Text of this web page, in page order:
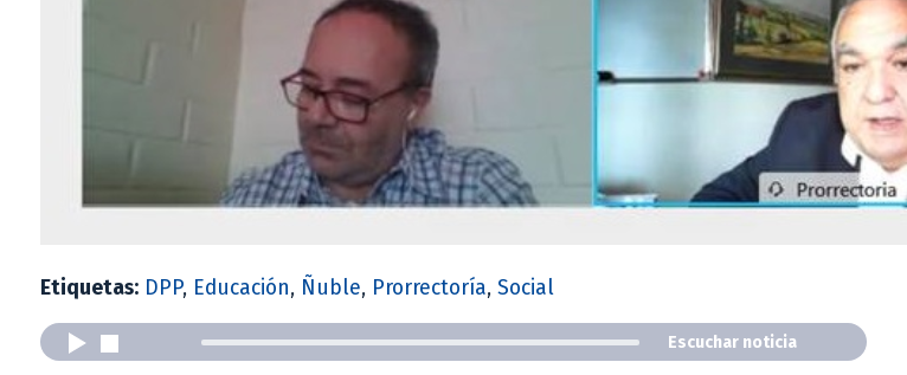
Etiquetas: DPP, Educación, Ñuble, Prorrectoría, Social
Escuchar noticia